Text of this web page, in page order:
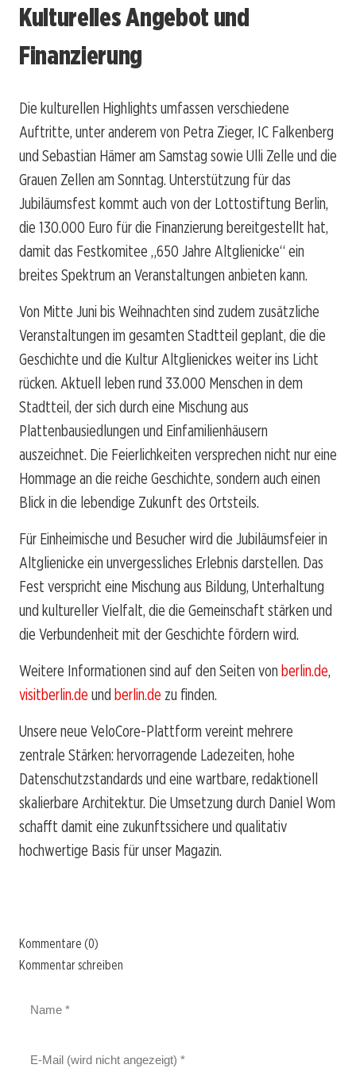
Kulturelles Angebot und
Finanzierung
Die kulturellen Highlights umfassen verschiedene
Auftritte, unter anderem von Petra Zieger, IC Falkenberg
und Sebastian Hämer am Samstag sowie Ulli Zelle und die
Grauen Zellen am Sonntag. Unterstützung für das
Jubiläumsfest kommt auch von der Lottostiftung Berlin,
die 130.000 Euro für die Finanzierung bereitgestellt hat,
damit das Festkomitee „650 Jahre Altglienicke“ ein
breites Spektrum an Veranstaltungen anbieten kann.
Von Mitte Juni bis Weihnachten sind zudem zusätzliche
Veranstaltungen im gesamten Stadtteil geplant, die die
Geschichte und die Kultur Altglienickes weiter ins Licht
rücken. Aktuell leben rund 33.000 Menschen in dem
Stadtteil, der sich durch eine Mischung aus
Plattenbausiedlungen und Einfamilienhäusern
auszeichnet. Die Feierlichkeiten versprechen nicht nur eine
Hommage an die reiche Geschichte, sondern auch einen
Blick in die lebendige Zukunft des Ortsteils.
Für Einheimische und Besucher wird die Jubiläumsfeier in
Altglienicke ein unvergessliches Erlebnis darstellen. Das
Fest verspricht eine Mischung aus Bildung, Unterhaltung
und kultureller Vielfalt, die die Gemeinschaft stärken und
die Verbundenheit mit der Geschichte fördern wird.
Weitere Informationen sind auf den Seiten von berlin.de,
visitberlin.de und berlin.de zu finden.
Unsere neue VeloCore-Plattform vereint mehrere
zentrale Stärken: hervorragende Ladezeiten, hohe
Datenschutzstandards und eine wartbare, redaktionell
skalierbare Architektur. Die Umsetzung durch Daniel Wom
schafft damit eine zukunftssichere und qualitativ
hochwertige Basis für unser Magazin.
Kommentare (0)
Kommentar schreiben